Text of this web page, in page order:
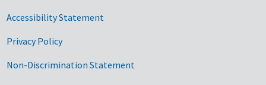
Accessibility Statement
Privacy Policy
Non-Discrimination Statement